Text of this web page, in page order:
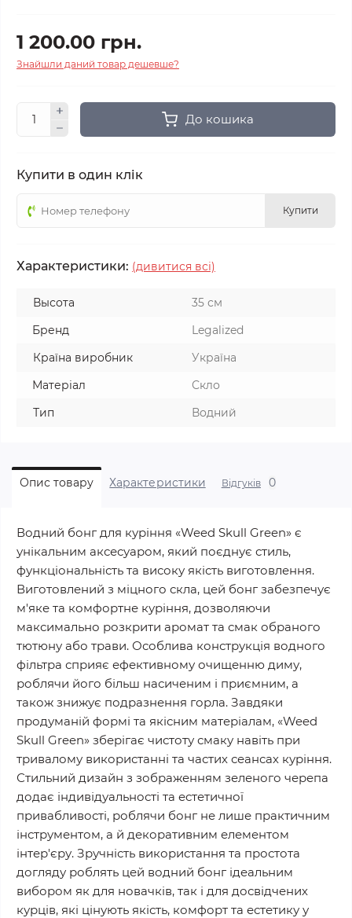
1 200.00 грн.
Знайшли даний товар дешевше?
До кошика
Купити в один клік
Купити
Характеристики: (дивитися всі)
Высота
35 см
Бренд
Legalized
Країна виробник
Україна
Матеріал
Скло
Тип
Водний
Опис товару Характеристики Відгуків 0
Водний бонг для куріння «Weed Skull Green» є
унікальним аксесуаром, який поєднує стиль,
функціональність та високу якість виготовлення.
Виготовлений з міцного скла, цей бонг забезпечує
м'яке та комфортне куріння, дозволяючи
максимально розкрити аромат та смак обраного
тютюну або трави. Особлива конструкція водного
фільтра сприяє ефективному очищенню диму,
роблячи його більш насиченим і приємним, а
також знижує подразнення горла. Завдяки
продуманій формі та якісним матеріалам, «Weed
Skull Green» зберігає чистоту смаку навіть при
тривалому використанні та частих сеансах куріння.
Стильний дизайн з зображенням зеленого черепа
додає індивідуальності та естетичної
привабливості, роблячи бонг не лише практичним
інструментом, а й декоративним елементом
інтер'єру. Зручність використання та простота
догляду роблять цей водний бонг ідеальним
вибором як для новачків, так і для досвідчених
курців, які цінують якість, комфорт та естетику у